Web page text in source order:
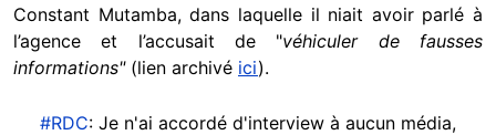
Constant Mutamba, dans laquelle il niait avoir parlé à
l’agence et l’accusait de "véhiculer de fausses
informations"(lien archivé ici).
#RDC: Je n'ai accordé d'interview à aucun média,